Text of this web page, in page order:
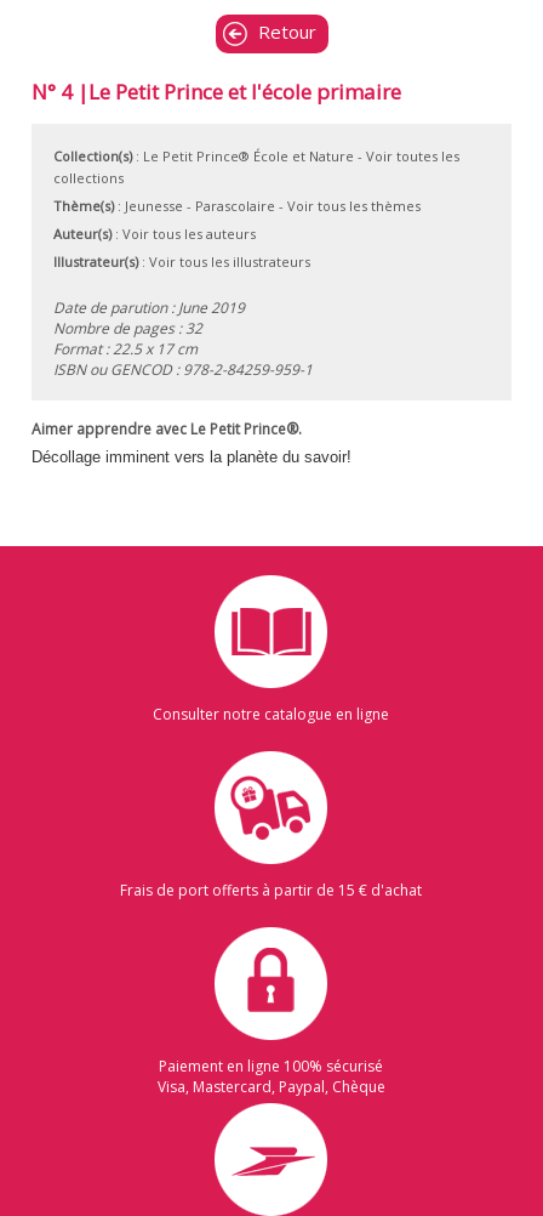
Retour
N° 4 |Le Petit Prince et l'école primaire
Collection(s): Le Petit Prince® École et Nature - Voir toutes les
collections
Thème(s): Jeunesse - Parascolaire - Voir tous les thèmes
Auteur(s): Voir tous les auteurs
Illustrateur(s): Voir tous les illustrateurs
Date de parution : June 2019
Nombre de pages : 32
Format : 22.5 x 17 cm
ISBN ou GENCOD :978-2-84259-959-1
Aimer apprendre avec Le Petit Prince®.
Décollage imminent vers la planète du savoir!
Consulter notre catalogue en ligne
Frais de port offerts à partir de 15 € d'achat
Paiement en ligne 100% sécurisé
Visa, Mastercard, Paypal, Chèque